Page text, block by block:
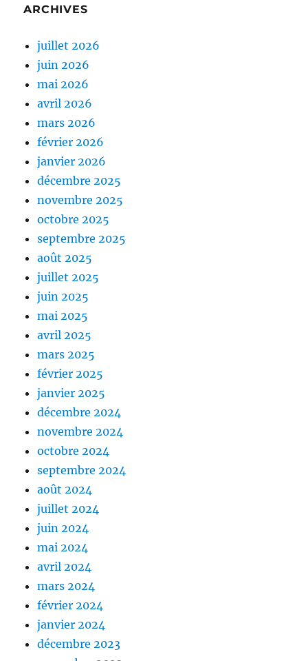
ARCHIVES
juillet 2026
juin 2026
mai 2026
avril 2026
mars 2026
février 2026
janvier 2026
décembre 2025
novembre 2025
octobre 2025
septembre 2025
août 2025
juillet 2025
juin 2025
mai 2025
avril 2025
mars 2025
février 2025
janvier 2025
décembre 2024
novembre 2024
octobre 2024
septembre 2024
août 2024
juillet 2024
juin 2024
mai 2024
avril 2024
mars 2024
février 2024
janvier 2024
décembre 2023